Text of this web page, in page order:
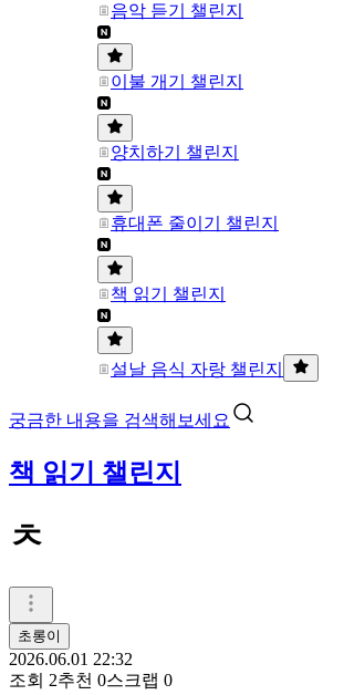
음악 듣기 챌린지
이불 개기 챌린지
양치하기 챌린지
휴대폰 줄이기 챌린지
책 읽기 챌린지
설날 음식 자랑 챌린지
궁금한 내용을 검색해보세요
책 읽기 챌린지
ㅊ
초롱이
2026.06.01 22:32
조회 2추천 0스크랩 0